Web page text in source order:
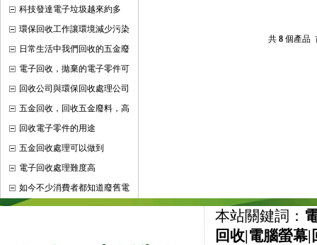
科技發達電子垃圾越來約多
環保回收工作讓環境減少污染
日常生活中我們回收的五金廢
電子回收，拋棄的電子零件可
回收公司與環保回收處理公司
五金回收，回收五金廢料，高
回收電子零件的用途
五金回收處理可以做到
電子回收處理難度高
如今不少消費者都知道廢舊電
共 8個產品
本站關鍵詞：
回收|電腦螢幕|